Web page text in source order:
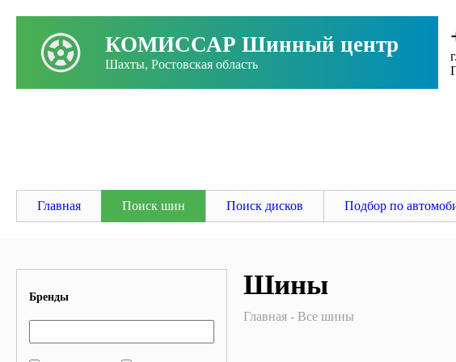
КОМИССАР Шинный центр
Шахты, Ростовская область
Главная Поиск шин Поиск дисков Подбор по
Бренды Шины
Главная Все шины
Заголовок